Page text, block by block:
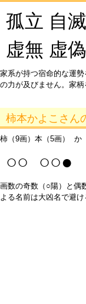
孤立 自
虚無 虚
家系が持つ宿命的な運
の力が及びません。家柄
柿本かよこさん
柿（9画）本（5画） か
○○ ○○●
画数の奇数（○陽）と偶
よる名前は大凶名で避